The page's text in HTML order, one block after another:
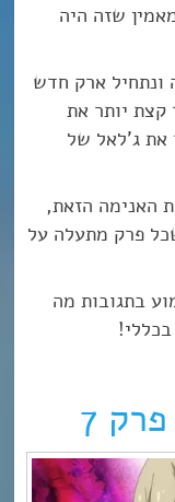
שזה היה
ונתחיל ארק חדש
נכיר קצת יותר את
את ג’לאל של
האנימה הזאת,
פרק מתעלה על
בתגובות מה
פרק 7